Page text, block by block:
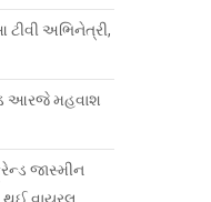
અભિનેત્રી,
આરજે મહવાશ
જાસ્મીન